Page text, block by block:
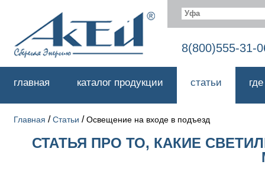
Уфа
8(800)555-31-
главная каталог продукции статьи
Главная /Статьи /Освещение на входе в подъезд
СТАТЬЯ ПРО ТО, КАКИЕ